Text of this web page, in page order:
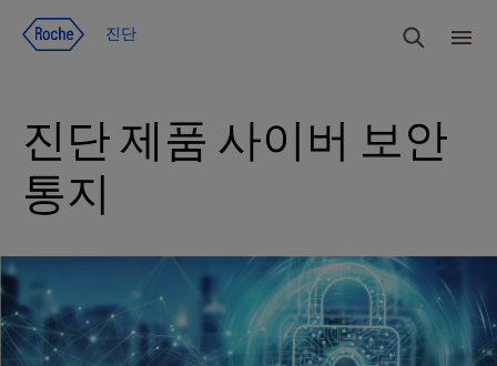
진단
진단 제품 사이버 보안
통지